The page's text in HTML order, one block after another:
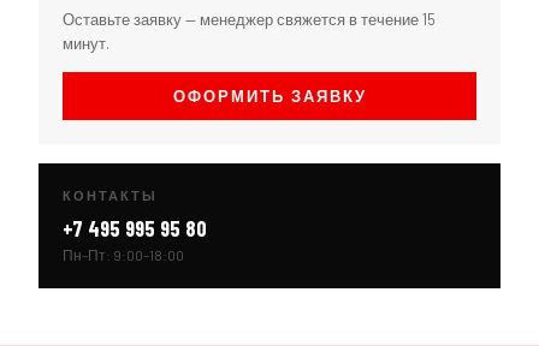
Оставьте заявку — менеджер свяжется в течение 15
минут.
ОФОРМИТЬ ЗАЯВКУ
КОНТАКТЫ
+7 495 995 95 80
Пн–Пт: 9:00–18:00